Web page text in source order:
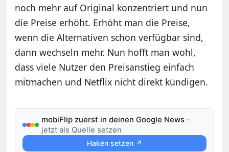
noch mehr auf Original konzentriert und nun
die Preise erhöht. Erhöht man die Preise,
wenn die Alternativen schon verfügbar sind,
dann wechseln mehr. Nun hofft man wohl,
dass viele Nutzer den Preisanstieg einfach
mitmachen und Netflix nicht direkt kündigen.
mobiFlip zuerst in deinen Google News –
jetzt als Quelle setzen
Haken setzen ↗